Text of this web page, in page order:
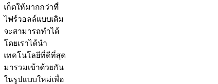
เก็ตให้มากกว่าที่
ไฟร์วอลล์แบบเดิม
จะสามารถทำได้
โดยเราได้นำ
เทคโนโลยีที่ดีที่สุด
มารวมเข้าด้วยกัน
ในรูปแบบใหม่เพื่อ